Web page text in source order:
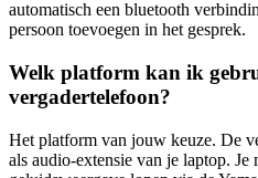
automatisch een bluetooth
persoon toevoegen in het gesprek.
Welk platform kan ik
vergadertelefoon?
Het platform van jouw keuze. De
als audio-extensie van je laptop. Je